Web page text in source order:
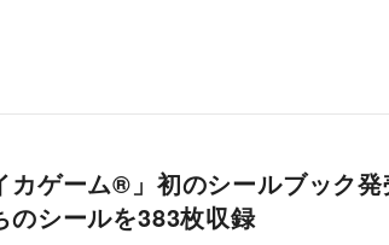
カゲーム®」初のシールブック
のシールを383枚収録